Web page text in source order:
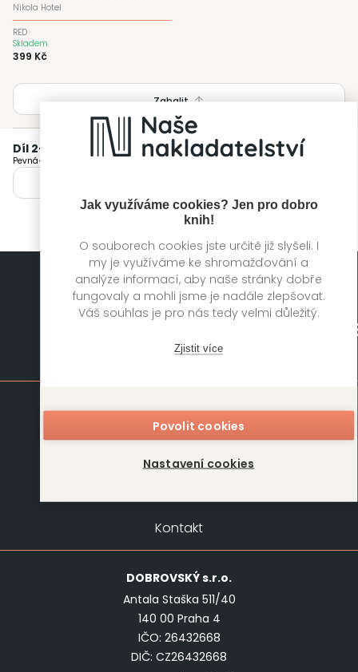
Jak využíváme cookies? Jen pro dobro
knih!
O souborech cookies jste určitě již slyšeli. I
my je využíváme ke shromažďování a
analýze informací, aby naše stránky dobře
fungovaly a mohli jsme je nadále zlepšovat.
Váš souhlas je pro nás tedy velmi důležitý.
Zjistit více
Povolit cookies
Nastavení cookies
Nikola Hotel
RED
Skladem
399 Kč
Zabalit
Díl 2— Blue: Kdekoli mě najdeš
Pevná
Mapa stránek
Knihy
Autoři
Rukopisy
Foreign Rights
Kariéra
Kontakt
DOBROVSKÝs.r.o.
Antala Staška 511/40
140 00 Praha 4
IČO: 26432668
DIČ: CZ26432668